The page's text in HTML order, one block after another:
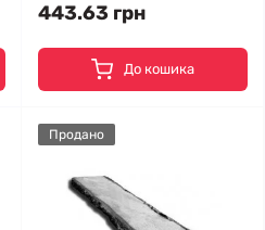
443.63 грн
До кошика
Продано